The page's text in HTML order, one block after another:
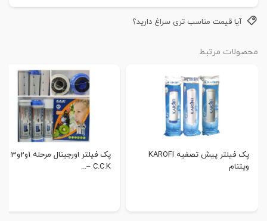
آیا قیمت مناسب تری سراغ دارید؟
محصولات مرتبط
پک فیلتر پیش تصفیه KAROFI
ویتنام
پک فیلتر اورجینال مرحله 1و2و3
C.C.K –...